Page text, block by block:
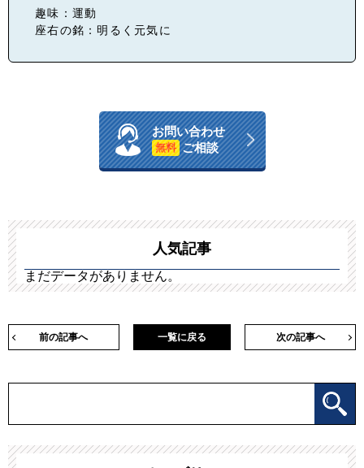
趣味：運動
座右の銘：明るく元気に
お問い合わせ
無料 ご相談
人気記事
まだデータがありません。
前の記事へ 次の記事へ
一覧に戻る